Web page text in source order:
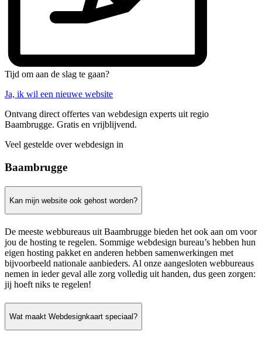
Tijd om aan de slag te gaan?
Ja, ik wil een nieuwe website
Ontvang direct offertes van webdesign experts uit regio
Baambrugge. Gratis en vrijblijvend.
Veel gestelde over webdesign in
Baambrugge
Kan mijn website ook gehost worden?
De meeste webbureaus uit Baambrugge bieden het ook aan om voor
jou de hosting te regelen. Sommige webdesign bureau’s hebben hun
eigen hosting pakket en anderen hebben samenwerkingen met
bijvoorbeeld nationale aanbieders. Al onze aangesloten webbureaus
nemen in ieder geval alle zorg volledig uit handen, dus geen zorgen:
jij hoeft niks te regelen!
Wat maakt Webdesignkaart speciaal?